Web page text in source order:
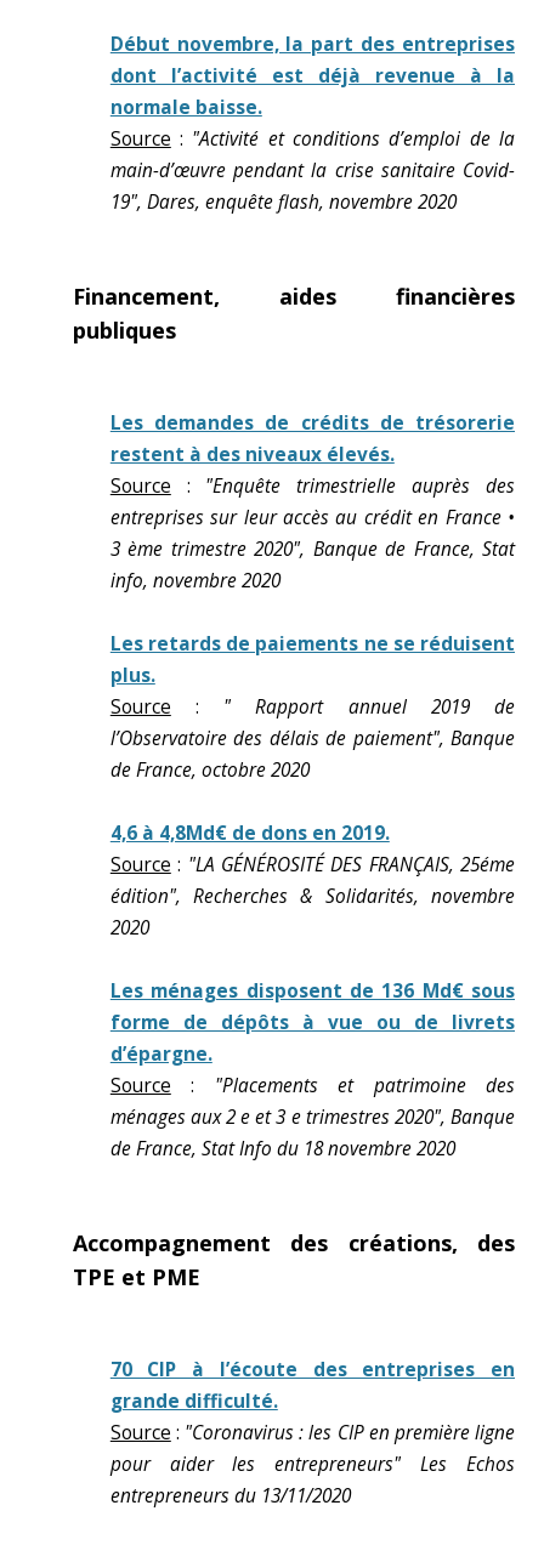
Début novembre, la part des entreprises
dont l’activité est déjà revenue à la
normale baisse.
Source : "Activité et conditions d’emploi de la
main-d’œuvre pendant la crise sanitaire Covid-
19", Dares, enquête flash, novembre 2020
Financement, aides financières
publiques
Les demandes de crédits de trésorerie
restent à des niveaux élevés.
Source : "Enquête trimestrielle auprès des
entreprises sur leur accès au crédit en France •
3 ème trimestre 2020", Banque de France, Stat
info, novembre 2020
Les retards de paiements ne se réduisent
plus.
Source : " Rapport annuel 2019 de
l’Observatoire des délais de paiement", Banque
de France, octobre 2020
4,6 à 4,8Md€ de dons en 2019.
Source : "LA GÉNÉROSITÉ DES FRANÇAIS, 25éme
édition", Recherches & Solidarités, novembre
2020
Les ménages disposent de 136 Md€ sous
forme de dépôts à vue ou de livrets
d’épargne.
Source : "Placements et patrimoine des
ménages aux 2 e et 3 e trimestres 2020", Banque
de France, Stat Info du 18 novembre 2020
Accompagnement des créations, des
TPE et PME
70 CIP à l’écoute des entreprises en
grande difficulté.
Source : "Coronavirus : les CIP en première ligne
pour aider les entrepreneurs" Les Echos
entrepreneurs du 13/11/2020